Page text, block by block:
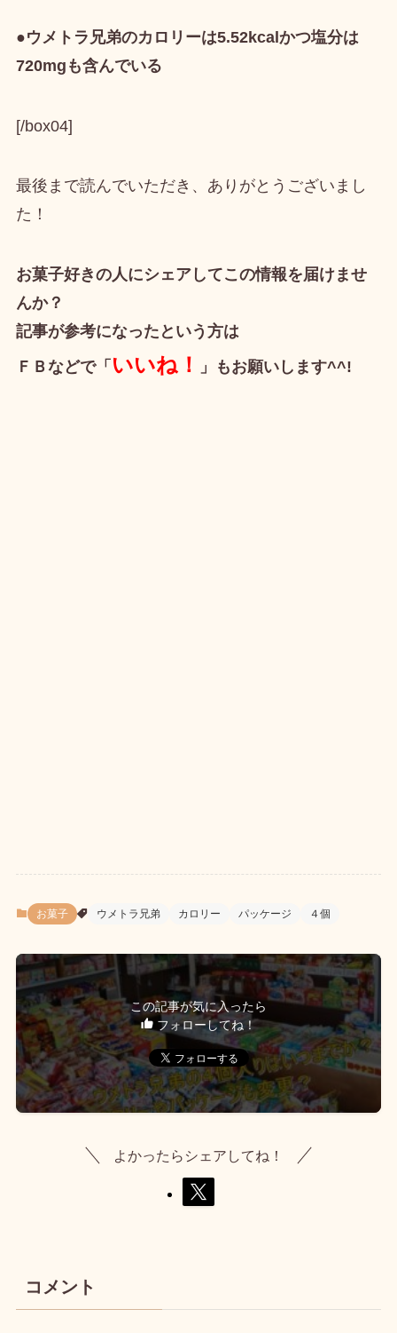
●ウメトラ兄弟のカロリーは5.52kcalかつ塩分は
720mgも含んでいる
[/box04]
最後まで読んでいただき、ありがとうございまし
た！
お菓子好きの人にシェアしてこの情報を届けませ
んか？
記事が参考になったという方は
ＦＢなどで「 いいね！ 」もお願いします^^!
お菓子 ウメトラ兄弟 カロリー パッケージ ４個
この記事が気に入ったら
フォローしてね！
よかったらシェアしてね！
コメント